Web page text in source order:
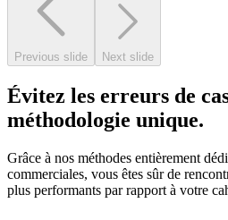
Previous slide Next slide
Évitez les erreurs de
méthodologie unique.
Grâce à nos méthodes entièrement
commerciales, vous êtes sûr de
plus performants par rapport à votre